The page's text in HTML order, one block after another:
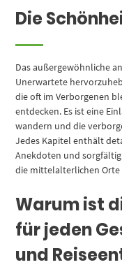
Die
Das außergewöhnliche
Unerwartete
die oft im Verborgenen
entdecken. Es ist eine
wandern und die
Jedes Kapitel enthält
Anekdoten und
die mittelalterlichen Orte
Warum ist
für jeden
und